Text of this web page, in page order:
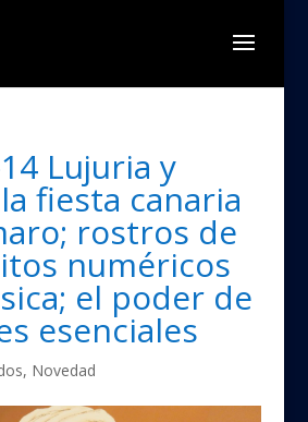
Lujuria y
fiesta canaria
rostros de
numéricos
el poder de
esenciales
, Novedad